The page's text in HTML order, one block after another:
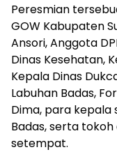
Peresmian
GOW Kabupaten
Ansori, Anggota
Dinas Kesehatan,
Kepala Dinas
Labuhan Badas,
Dima, para
Badas, serta
setempat.